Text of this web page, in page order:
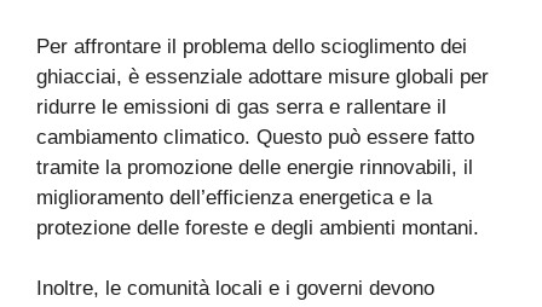
Per affrontare il problema dello scioglimento dei
ghiacciai, è essenziale adottare misure globali per
ridurre le emissioni di gas serra e rallentare il
cambiamento climatico. Questo può essere fatto
tramite la promozione delle energie rinnovabili, il
miglioramento dell’efficienza energetica e la
protezione delle foreste e degli ambienti montani.
Inoltre, le comunità locali e i governi devono